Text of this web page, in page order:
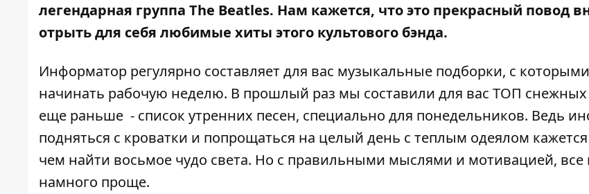
легендарная группа The Beatles. Нам кажется, что это прекрасный повод
отрыть для себя любимые хиты этого культового бэнда.
Информатор регулярно составляет для вас музыкальные подборки, с
начинать рабочую неделю. В прошлый раз мы составили для вас ТОП снежных
еще раньше - список утренних песен, специально для понедельников. Ведь
подняться с кроватки и попрощаться на целый день с теплым одеялом
чем найти восьмое чудо света. Но с правильными мыслями и мотивацией, все
намного проще.